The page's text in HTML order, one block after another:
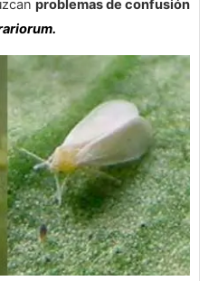
problemas de confusión